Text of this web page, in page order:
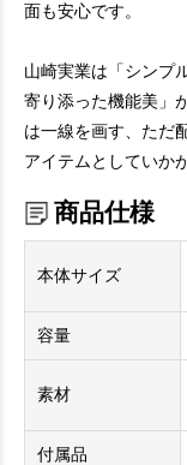
面も安心です。
山崎実業は「シンプ
寄り添った機能美」
は一線を画す、ただ
アイテムとしていか
商品仕様
本体サイズ
容量
素材
付属品